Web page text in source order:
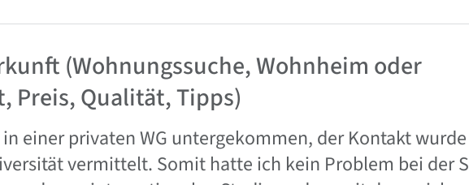
(Wohnungssuche, Wohnheim oder
Preis, Qualität, Tipps)
einer privaten WG untergekommen, der Kontakt
vermittelt. Somit hatte ich kein Problem bei der